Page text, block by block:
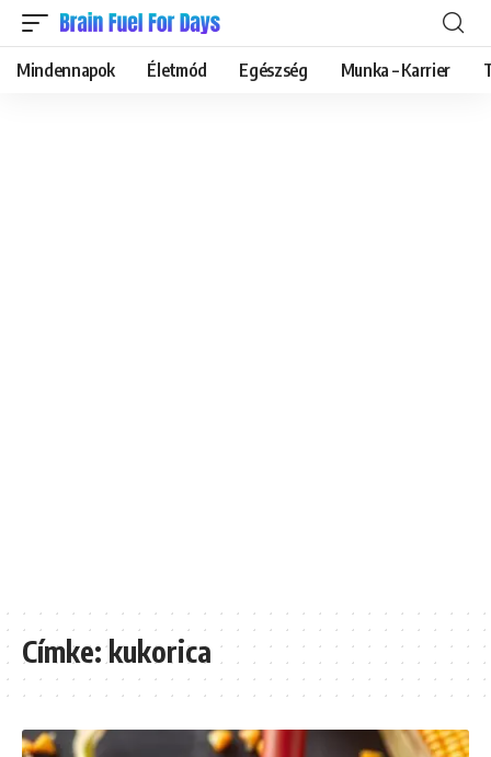
Mindennapok Életmód Egészség Munka – Karrier
Címke:kukorica